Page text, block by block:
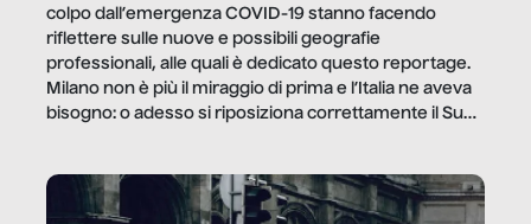
colpo dall’emergenza COVID-19 stanno facendo
riflettere sulle nuove e possibili geografie
professionali, alle quali è dedicato questo reportage.
Milano non è più il miraggio di prima e l’Italia ne aveva
bisogno: o adesso si riposiziona correttamente il Sud